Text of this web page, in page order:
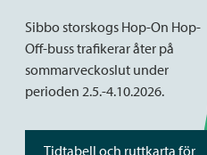
Sibbo storskogs Hop-On Hop-
Off-buss trafikerar åter på
sommarveckoslut under
perioden 2.5.-4.10.2026.
Tidtabell och ruttkarta för